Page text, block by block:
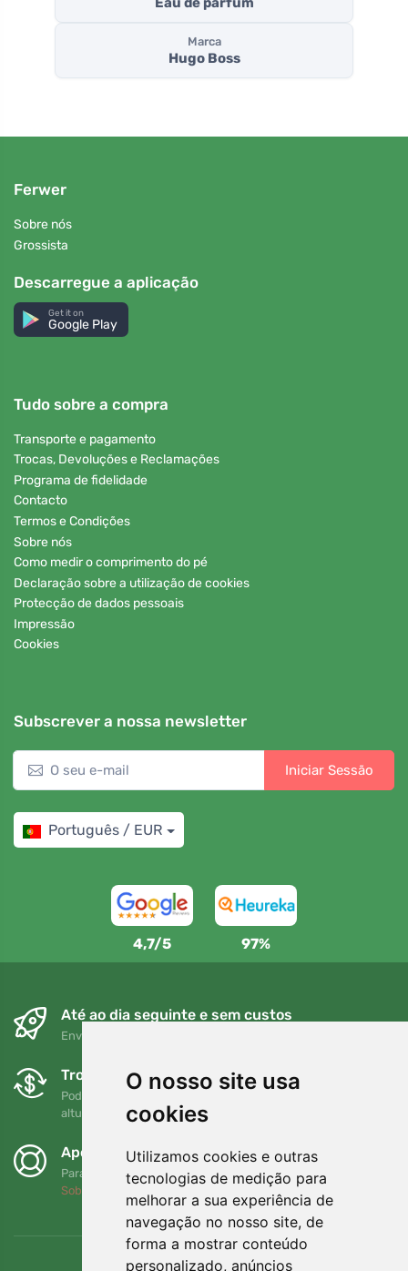
O nosso site usa
cookies
Utilizamos cookies e outras
tecnologias de medição para
melhorar a sua experiência de
navegação no nosso site, de
forma a mostrar conteúdo
personalizado, anúncios
Marca
Hugo Boss
Ferwer
Sobre nós
Grossista
Descarregue a aplicação
Get it on
Google Play
Tudo sobre a compra
Transporte e pagamento
Trocas, Devoluções e Reclamações
Programa de fidelidade
Contacto
Termos e Condições
Sobre nós
Como medir o comprimento do pé
Declaração sobre a utilização de cookies
Protecção de dados pessoais
Impressão
Cookies
Subscrever a nossa newsletter
Iniciar Sessão
Português / EUR
4,7/5 97%
Até ao dia seguinte e sem custos
Envio gratuito para encomendas superiores a 80 EUR
Trocas e devoluções gratuitas
Pode devolver ou trocar a sua encomenda em qualquer
altura no prazo de 90 dias
Apoiamos a Trees.org
Para cada encomenda plantamos uma árvore! Leia mais
Sobre nós